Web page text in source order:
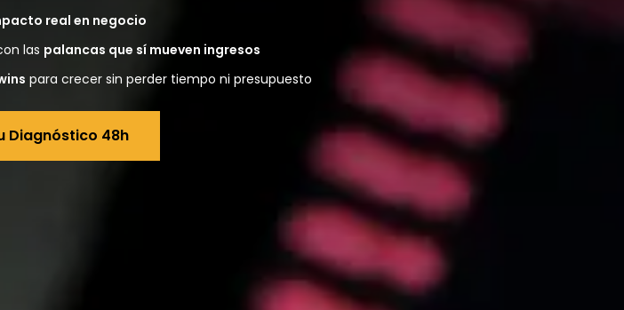
real en negocio
las palancas que sí mueven ingresos
para crecer sin perder tiempo ni presupuesto
Diagnóstico 48h